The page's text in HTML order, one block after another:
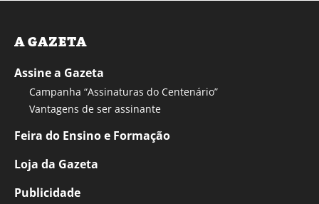
A GAZETA
Assine a Gazeta
Campanha “Assinaturas do Centenário”
Vantagens de ser assinante
Feira do Ensino e Formação
Loja da Gazeta
Publicidade